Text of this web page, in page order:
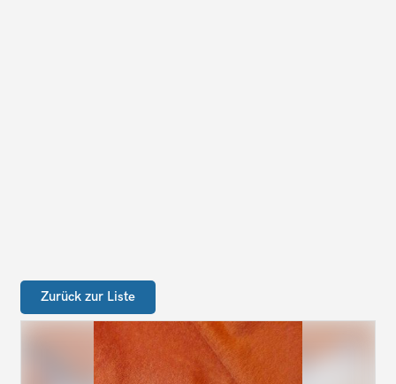
Zurück zur Liste